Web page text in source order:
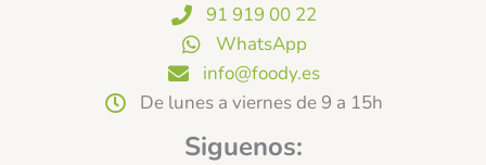
91 919 00 22
WhatsApp
info@foody.es
De lunes a viernes de 9 a 15h
Siguenos: